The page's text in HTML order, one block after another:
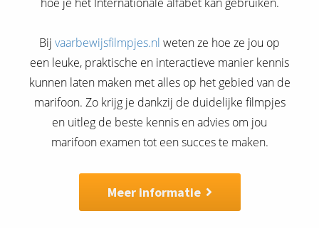
Bij vaarbewijsfilmpjes.nl weten ze hoe ze jou op
een leuke, praktische en interactieve manier kennis
kunnen laten maken met alles op het gebied van de
marifoon. Zo krijg je dankzij de duidelijke filmpjes
en uitleg de beste kennis en advies om jou
marifoon examen tot een succes te maken.
Meer informatie